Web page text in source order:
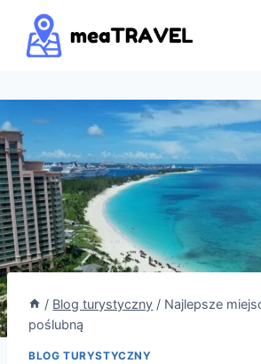
Przejdź
treści
/ Blog turystyczny / Najlepsze
poślubną
BLOG TURYSTYCZNY